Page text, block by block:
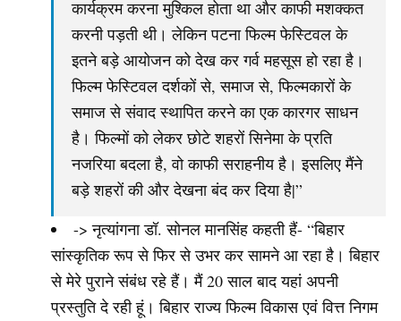
कार्यक्रम करना मुश्किल होता था और काफी मशक्कत
करनी पड़ती थी। लेकिन पटना फिल्म फेस्टिवल के
इतने बड़े आयोजन को देख कर गर्व महसूस हो रहा है।
फिल्म फेस्टिवल दर्शकों से, समाज से, फिल्मकारों के
समाज से संवाद स्थापित करने का एक कारगर साधन
है। फिल्मों को लेकर छोटे शहरों सिनेमा के प्रति
नजरिया बदला है, वो काफी सराहनीय है। इसलिए मैंने
बड़े शहरों की और देखना बंद कर दिया है|”
-> नृत्यांगना डॉ. सोनल मानसिंह कहती हैं- “बिहार
सांस्कृतिक रूप से फिर से उभर कर सामने आ रहा है। बिहार
से मेरे पुराने संबंध रहे हैं। मैं 20 साल बाद यहां अपनी
प्रस्तुति दे रही हूं। बिहार राज्य फिल्म विकास एवं वित्त निगम